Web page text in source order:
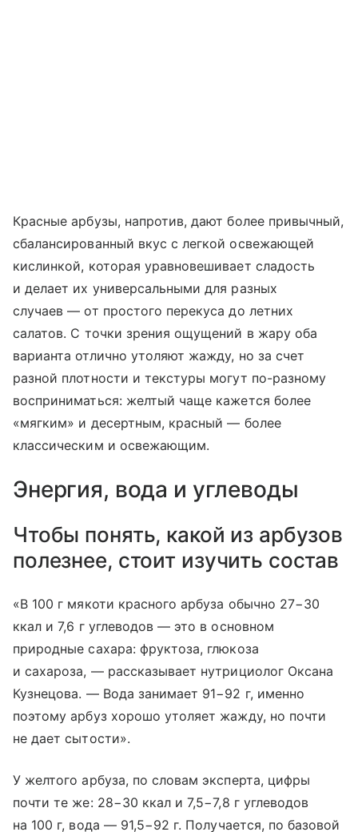
Красные арбузы, напротив, дают более привычный,
сбалансированный вкус с легкой освежающей
кислинкой, которая уравновешивает сладость
и делает их универсальными для разных
случаев — от простого перекуса до летних
салатов. С точки зрения ощущений в жару оба
варианта отлично утоляют жажду, но за счет
разной плотности и текстуры могут по-разному
восприниматься: желтый чаще кажется более
«мягким» и десертным, красный — более
классическим и освежающим.
Энергия, вода и углеводы
Чтобы понять, какой из арбузов
полезнее, стоит изучить состав
«В 100 г мякоти красного арбуза обычно 27−30
ккал и 7,6 г углеводов — это в основном
природные сахара: фруктоза, глюкоза
и сахароза, — рассказывает нутрициолог Оксана
Кузнецова. — Вода занимает 91−92 г, именно
поэтому арбуз хорошо утоляет жажду, но почти
не дает сытости».
У желтого арбуза, по словам эксперта, цифры
почти те же: 28−30 ккал и 7,5−7,8 г углеводов
на 100 г, вода — 91,5−92 г. Получается, по базовой